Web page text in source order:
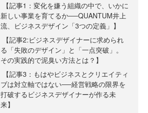
【記事1：変化を嫌う組織の中で、いかに
新しい事業を育てるか──QUANTUM井上
流、ビジネスデザイン「3つの定義」】
【記事2:ビジネスデザイナーに求められ
る「失敗のデザイン」と「一点突破」。
その実践的で泥臭い方法とは？】
【記事3：もはやビジネスとクリエイティ
ブは対立軸ではない──経営戦略の限界を
打破するビジネスデザイナーが作る未
来】